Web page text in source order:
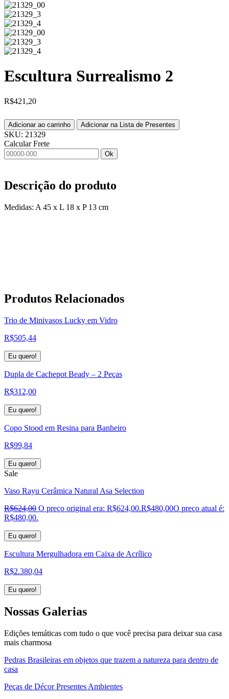
Escultura Surrealismo 2
R$421,20
Adicionar ao carrinho Adicionar na Lista de Presentes
SKU: 21329
Calcular Frete
Ok
Descrição do produto
Medidas: A 45 x L 18 x P 13 cm
Produtos Relacionados
Trio de Minivasos Lucky em Vidro
R$505,44
Eu quero!
Dupla de Cachepot Beady – 2 Peças
R$312,00
Eu quero!
Copo Stood em Resina para Banheiro
R$99,84
Eu quero!
Sale
Vaso Rayu Cerâmica Natural Asa Selection
R$624,00 O preço original era: R$624,00.R$480,00O preço atual é:
R$480,00.
Eu quero!
Escultura Mergulhadora em Caixa de Acrílico
R$2.380,04
Eu quero!
Nossas Galerias
Edições temáticas com tudo o que você precisa para deixar sua casa
mais charmosa
Pedras Brasileiras em objetos que trazem a natureza para dentro de
casa
Peças de Décor Presentes Ambientes